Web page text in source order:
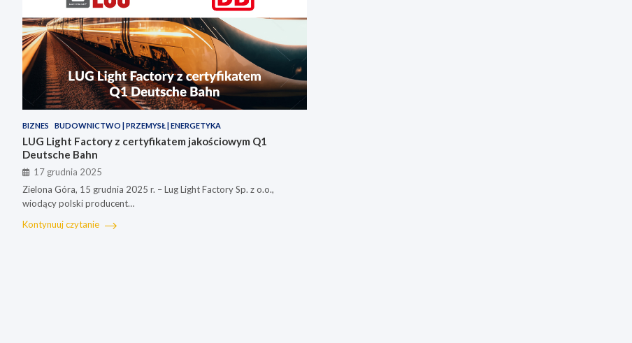
BIZNES BUDOWNICTWO | PRZEMYSŁ | ENERGETYKA
LUG Light Factory z certyfikatem jakościowym Q1
Deutsche Bahn
17 grudnia 2025
Zielona Góra, 15 grudnia 2025 r. – Lug Light Factory Sp. z o.o.,
wiodący polski producent…
Kontynuuj czytanie